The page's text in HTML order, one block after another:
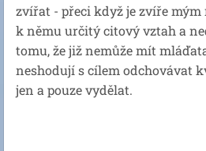
zvířat - přeci když je zvíře
k němu určitý citový vztah a
tomu, že již nemůže mít
neshodují s cílem odchovávat
jen a pouze vydělat.